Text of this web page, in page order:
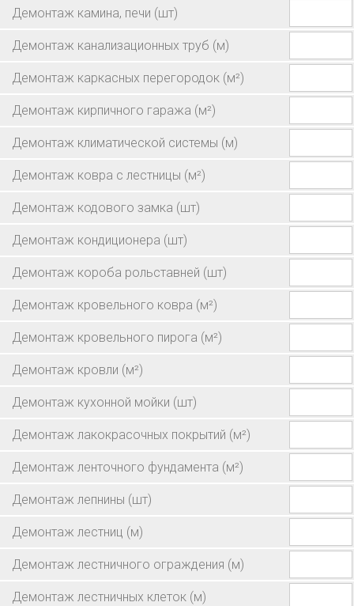
Демонтаж камина, печи (шт)
Демонтаж канализационных труб (м)
Демонтаж каркасных перегородок (м²)
Демонтаж кирпичного гаража (м²)
Демонтаж климатической системы (м)
Демонтаж ковра с лестницы (м²)
Демонтаж кодового замка (шт)
Демонтаж кондиционера (шт)
Демонтаж короба рольставней (шт)
Демонтаж кровельного ковра (м²)
Демонтаж кровельного пирога (м²)
Демонтаж кровли (м²)
Демонтаж кухонной мойки (шт)
Демонтаж лакокрасочных покрытий (м²)
Демонтаж ленточного фундамента (м²)
Демонтаж лепнины (шт)
Демонтаж лестниц (м)
Демонтаж лестничного ограждения (м)
Демонтаж лестничных клеток (м)